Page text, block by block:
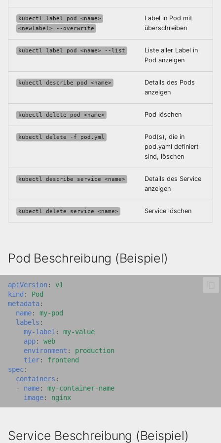
Netzwerke
kubectl label pod <name>
<newlabel> --overwrite
Label in Pod mit
überschreiben
kubectl label pod <name> --list
Liste aller Label in
Pod anzeigen
kubectl describe pod <name>
Details des Pods
anzeigen
kubectl delete pod <name> Pod löschen
kubectl delete -f pod.yml
Pod(s), die in
pod.yaml definiert
sind, löschen
kubectl describe service <name>
Details des Service
anzeigen
kubectl delete service <name> Service löschen
Pod Beschreibung (Beispiel)
apiVersion :
v1
kind :
Pod
metadata:
name:
my-pod
labels :
my-label :
my-value
app:
web
environment :
production
tier:
frontend
spec:
containers :
-
name:
my-container-name
image: nginx
Service Beschreibung (Beispiel)